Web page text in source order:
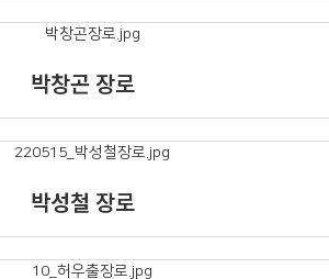
박창곤 장로
박성철 장로